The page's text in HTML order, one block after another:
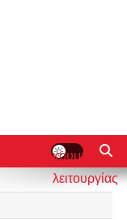
κουμπί
λειτουργίας